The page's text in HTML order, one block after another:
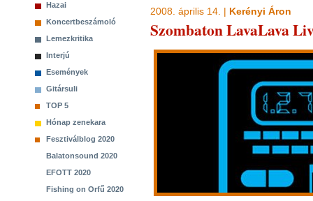
Hazai
Koncertbeszámoló
Lemezkritika
Interjú
Események
Gitársuli
TOP 5
Hónap zenekara
Fesztiválblog 2020
Balatonsound 2020
EFOTT 2020
Fishing on Orfű 2020
2008. április 14. | Kerényi Áron
Szombaton LavaLava